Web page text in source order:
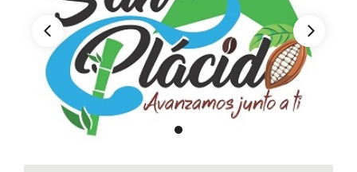
Cédulas presupuestarias y balances
Procesos de contratación
Ejecución Presupuestaria
Obras y proyectos